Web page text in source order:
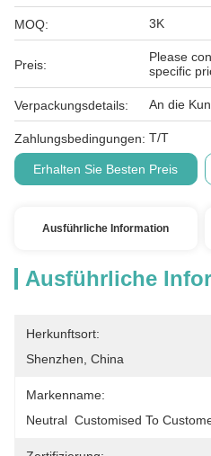
MOQ: 3K
Preis:
Please
specific
Verpackungsdetails: An die
Zahlungsbedingungen: T/T
Erhalten Sie Besten Preis
Ausführliche Information
Ausführliche
Herkunftsort:
Shenzhen, China
Markenname:
Neutral  Customised To